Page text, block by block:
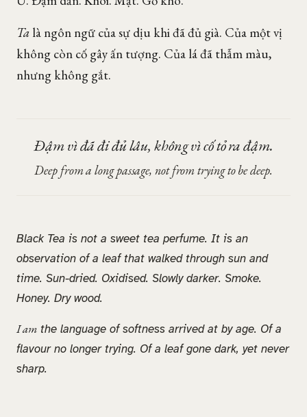
Ta là ngôn ngữ của sự dịu khi đã đủ già. Của một vị
không còn cố gây ấn tượng. Của lá đã thẫm màu,
nhưng không gắt.
Đậm vì đã đi đủ lâu, không vì cố tỏ ra đậm.
Deep from a long passage, not from trying to be deep.
Black Tea is not a sweet tea perfume. It is an
observation of a leaf that walked through sun and
time. Sun-dried. Oxidised. Slowly darker. Smoke.
Honey. Dry wood.
I am the language of softness arrived at by age. Of a
flavour no longer trying. Of a leaf gone dark, yet never
sharp.